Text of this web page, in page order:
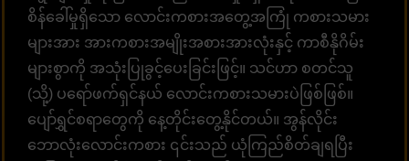
စိန်ခေါ်မှုရှိသော လောင်းကစားအတွေ့အကြုံ ကစားသမား
များအား အားကစားအမျိုးအစားအားလုံးနှင့် ကာစီနိုဂိမ်း
များစွာကို အသုံးပြုခွင့်ပေးခြင်းဖြင့်။ သင်ဟာ စတင်သူ
(သို့) ပရော်ဖက်ရှင်နယ် လောင်းကစားသမားပဲဖြစ်ဖြစ်။
ပျော်ရွှင်စရာတွေကို နေ့တိုင်းတွေ့နိုင်တယ်။ အွန်လိုင်း
ဘောလုံးလောင်းကစား ၎င်းသည် ယုံကြည်စိတ်ချရပြီး